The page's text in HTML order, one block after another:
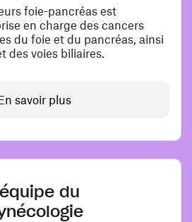
foie-pancréas est
en charge des cancers
du foie et du pancréas, ainsi
des voies biliaires.
savoir plus
du